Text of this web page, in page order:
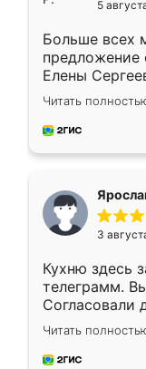
5
Больше всех
предложение
Елены
короткие
для замера
предложил
Читать
3
Кухню здесь
телеграмм.
Согласовали
недели кухня
довольны
мебель за
Читать